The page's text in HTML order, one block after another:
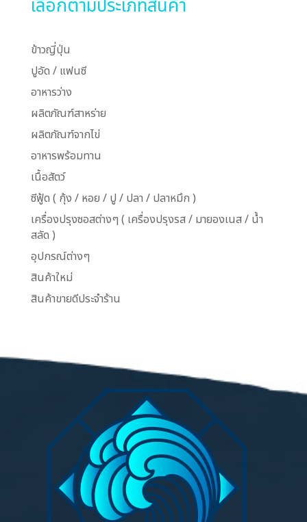
เลือกตามประเภทสินค้า
ข้าวญี่ปุ่น
ปูอัด / แฟนซี
อาหารว่าง
ผลิตภัณฑ์สาหร่าย
ผลิตภัณฑ์จากไข่
อาหารพร้อมทาน
เนื้อสัตว์
ซีฟู้ด ( กุ้ง / หอย / ปู / ปลา / ปลาหมึก )
เครื่องปรุงซอสต่างๆ ( เครื่องปรุงรส / มายองเนส / น้ำ
สลัด )
อุปกรณ์ต่างๆ
สินค้าใหม่
สินค้าขายดีประจำร้าน